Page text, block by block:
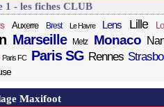
1 - les fiches CLUB
Auxerre Brest Le Havre Lens Lille
Marseille Metz Monaco
Paris FC Paris SG Rennes
Maxifoot